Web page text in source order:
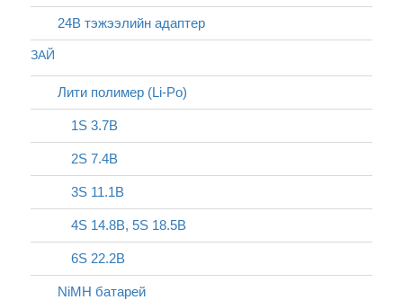
24В тэжээлийн адаптер
ЗАЙ
Лити полимер (Li-Po)
1S 3.7В
2S 7.4В
3S 11.1В
4S 14.8В, 5S 18.5В
6S 22.2В
NiMH батарей